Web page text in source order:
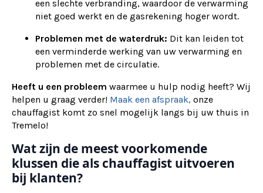
een slechte verbranding, waardoor de verwarming
niet goed werkt en de gasrekening hoger wordt.
Problemen met de waterdruk: Dit kan leiden tot
een verminderde werking van uw verwarming en
problemen met de circulatie.
Heeft u een probleem waarmee u hulp nodig heeft? Wij
helpen u graag verder! Maak een afspraak, onze
chauffagist komt zo snel mogelijk langs bij uw thuis in
Tremelo!
Wat zijn de meest voorkomende
klussen die als chauffagist uitvoeren
bij klanten?